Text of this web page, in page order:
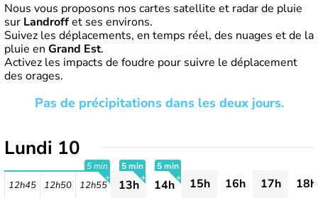
Nous vous proposons nos cartes satellite et radar de pluie
sur Landroffet ses environs.
Suivez les déplacements, en temps réel, des nuages et de la
pluie en Grand Est.
Activez les impacts de foudre pour suivre le déplacement
des orages.
Pas de précipitations dans les deux jours.
Lundi 10
12h45 12h50
5 min
12h55
5 min
13h
5 min
14h 15h 16h 17h
18h